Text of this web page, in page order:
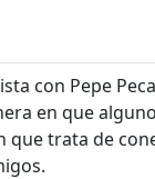
con Pepe
en que
que trata de